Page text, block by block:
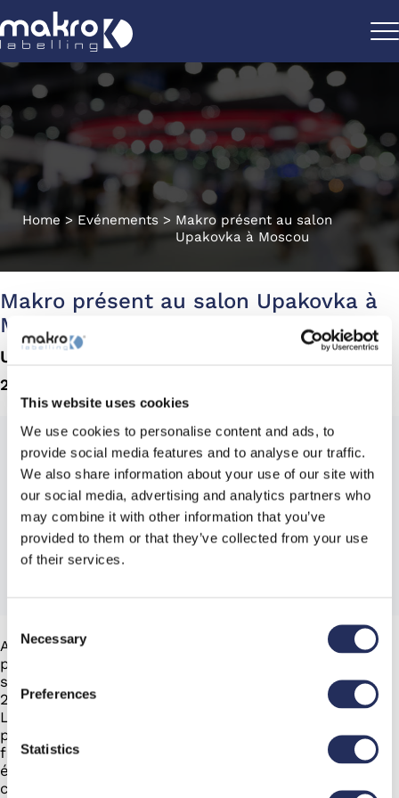
This website uses cookies
We use cookies to personalise content and ads, to
provide social media features and to analyse our traffic.
We also share information about your use of our site with
our social media, advertising and analytics partners who
may combine it with other information that you’ve
provided to them or that they’ve collected from your use
of their services.
Selection
Necessary
Preferences
Statistics
Home > Evénements > Makro présent au salon
Upakovka à Moscou
Makro présent au salon Upakovka à
Moscou
Upakovka - Moscú
25/01/2022 - 28/01/2022
Avec son partenaire Italcom srl, représenté par la
personne de M. Luigi Polonio, Makro participera au
salon Upakovka de Moscou (du 25 au 28 janvier
2022) au stand FOC 21/25 dans le pavillon du forum.
Les visiteurs y trouveront une étiqueteuse combinée
pour application autocollante et système à colle
froide. Ce modèle, MAK 3 12P Ua3 L3 + Ug1 « L », a
été conçu afin de placer trois étiquettes (étiquette,
contre-étiquette et collerette) avec bande fiscale en